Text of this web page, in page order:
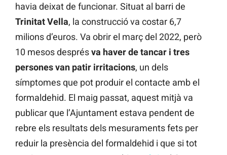
havia deixat de funcionar. Situat al barri de
Trinitat Vella, la construcció va costar 6,7
milions d’euros. Va obrir el març del 2022, però
10 mesos desprésva haver de tancar i tres
persones van patir irritacions, un dels
símptomes que pot produir el contacte amb el
formaldehid. El maig passat, aquest mitjà va
publicar que l’Ajuntament estava pendent de
rebre els resultats dels mesuraments fets per
reduir la presència del formaldehid i que si tot